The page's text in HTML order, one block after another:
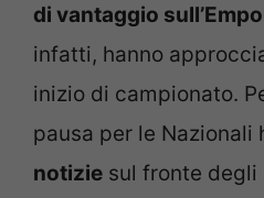
di vantaggio
infatti, hanno
inizio di campionato.
pausa per le Nazionali
notizie sul fronte